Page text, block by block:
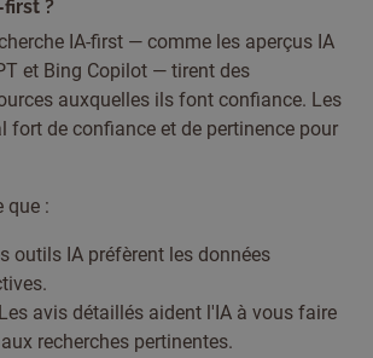
?
IA-first — comme les aperçus IA
et Bing Copilot — tirent des
auxquelles ils font confiance. Les
fort de confiance et de pertinence pour
que :
outils IA préfèrent les données
avis détaillés aident l'IA à vous faire
recherches pertinentes.